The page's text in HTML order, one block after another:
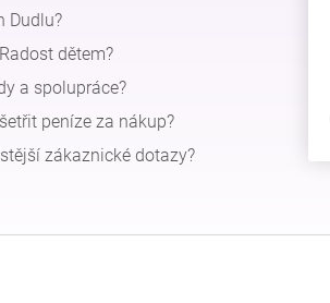
Dudlu?
dětem?
a spolupráce?
peníze za nákup?
zákaznické dotazy?